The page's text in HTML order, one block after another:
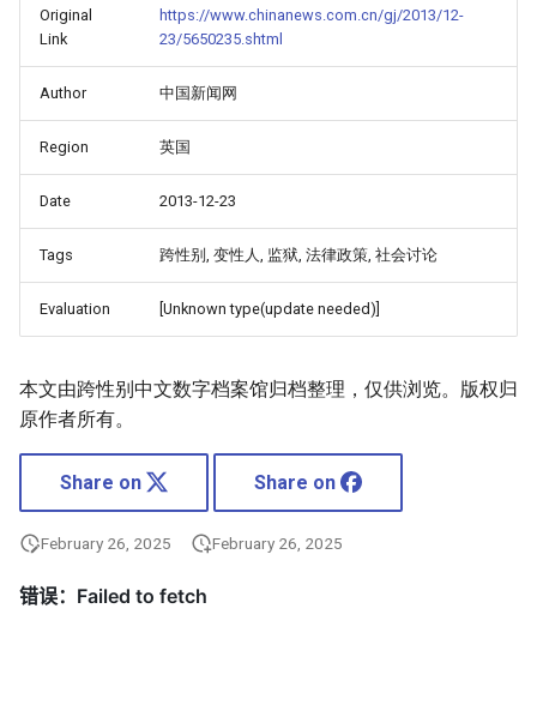
Original
Link
https://www.chinanews.com.cn/gj/2013/12-
23/5650235.shtml
Author 中国新闻网
Region 英国
Date 2013-12-23
Tags 跨性别, 变性人, 监狱, 法律政策, 社会讨论
Evaluation [Unknown type(update needed)]
本文由跨性别中文数字档案馆归档整理，仅供浏览。版权归
原作者所有。
Share on Share on
February 26, 2025 February 26, 2025